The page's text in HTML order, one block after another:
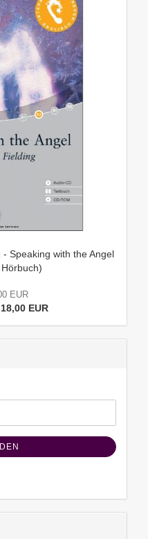
Speaking with the Angel
EUR
EUR